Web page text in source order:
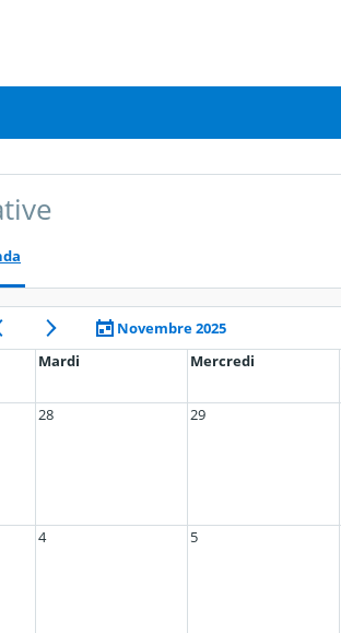
Novembre 2025
Mardi Mercredi
28 29
4 5